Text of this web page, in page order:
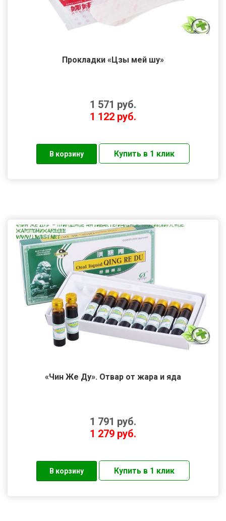
Прокладки «Цзы мей шу»
1 571 руб.
1 122 руб.
«Чин Же Ду». Отвар от жара и яда
1 791 руб.
1 279 руб.